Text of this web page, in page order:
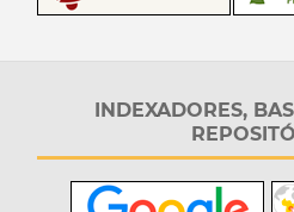
INDEXADORES,